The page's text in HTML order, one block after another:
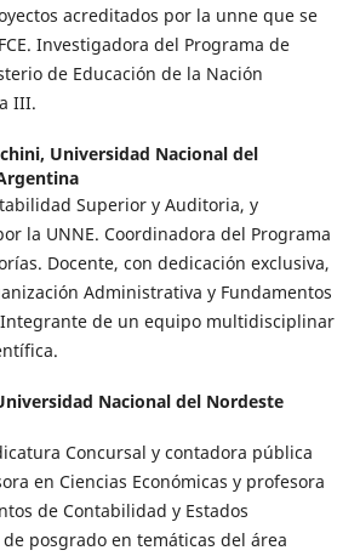
acreditados por la unne que se
Investigadora del Programa de
de Educación de la Nación
III.
Universidad Nacional del
Superior y Auditoria, y
la UNNE. Coordinadora del Programa
Docente, con dedicación exclusiva,
Administrativa y Fundamentos
de un equipo multidisciplinar
Nacional del Nordeste
Concursal y contadora pública
en Ciencias Económicas y profesora
de Contabilidad y Estados
posgrado en temáticas del área